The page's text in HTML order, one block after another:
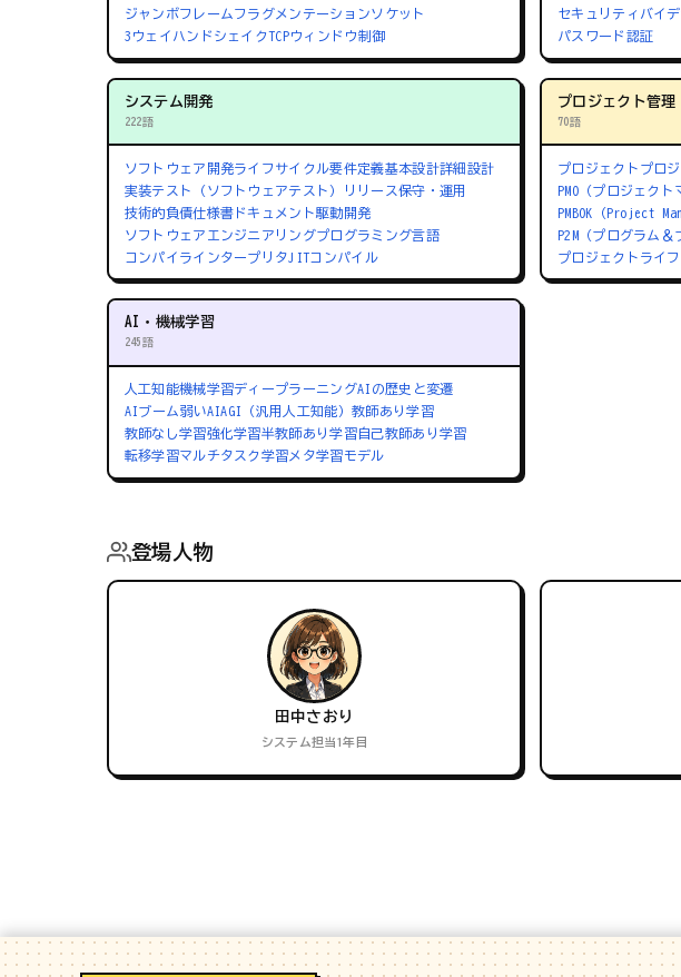
ジャンボフレーム フラグメンテーションソケット
3ウェイハンドシェイクTCPウィンドウ制御
セキュリティバイ
パスワード認証
システム開発
222語
ソフトウェア開発ライフサイクル要件定義基本設計詳細設計
実装テスト（ソフトウェアテスト） リリース保守・運用
技術的負債仕様書 ドキュメント駆動開発
ソフトウェアエンジニアリングプログラミング言語
コンパイラインタープリタ JITコンパイル
プロジェクト管理
70語
プロジェクト プロ
PMO（プロジェク
PMBOK（Project
P2M（プログラム
プロジェクトライ
AI・機械学習
245語
人工知能機械学習ディープラーニングAIの歴史と変遷
AIブーム 弱いAIAGI（汎用人工知能）教師あり学習
教師なし学習強化学習半教師あり学習自己教師あり学習
転移学習マルチタスク学習メタ学習モデル
登場人物
田中さおり
システム担当1年目